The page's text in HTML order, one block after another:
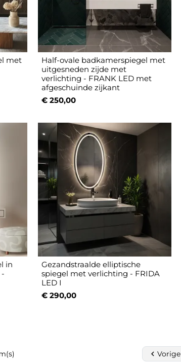
met
Half-ovale badkamerspiegel met
uitgesneden zijde met
verlichting - FRANK LED met
afgeschuinde zijkant
€ 250,00
in
Gezandstraalde elliptische
spiegel met verlichting - FRIDA
LED I
€ 290,00
 Vorige